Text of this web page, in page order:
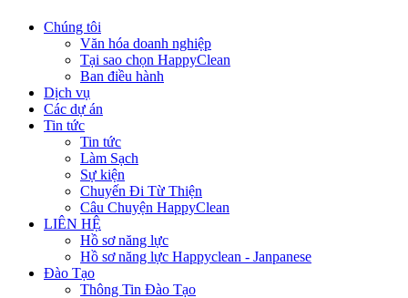
Chúng tôi
Văn hóa doanh nghiệp
Tại sao chọn HappyClean
Ban điều hành
Dịch vụ
Các dự án
Tin tức
Tin tức
Làm Sạch
Sự kiện
Chuyến Đi Từ Thiện
Câu Chuyện HappyClean
LIÊN HỆ
Hồ sơ năng lực
Hồ sơ năng lực Happyclean - Janpanese
Đào Tạo
Thông Tin Đào Tạo